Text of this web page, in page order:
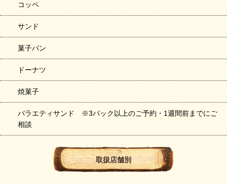
コッペ
サンド
菓子パン
ドーナツ
焼菓子
バラエティサンド ※3パック以上のご予約・1週間前までにご
相談
取扱店舗別